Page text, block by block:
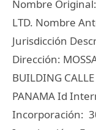
Nombre Original:
LTD. Nombre
Jurisdicción
Dirección:
BUILDING
PANAMA Id
Incorporación: